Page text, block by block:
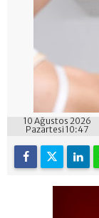
10 Ağustos 2026
Pazartesi 10:47